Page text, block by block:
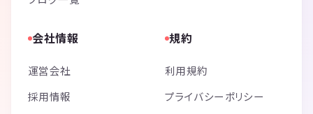
会社情報
運営会社
採用情報
規約
利用規約
プライバシーポリシー